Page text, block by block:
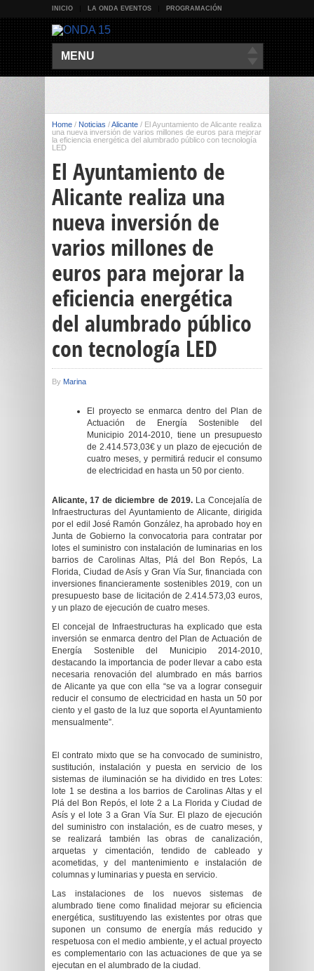
INICIO LA ONDA EVENTOS PROGRAMACIÓN
MENU
Home / Noticias /Alicante / El Ayuntamiento de Alicante realiza
una nueva inversión de varios millones de euros para mejorar
la eficiencia energética del alumbrado público con tecnología
LED
El Ayuntamiento de
Alicante realiza una
nueva inversión de
varios millones de
euros para mejorar la
eficiencia energética
del alumbrado público
con tecnología LED
By Marina
El proyecto se enmarca dentro del Plan de
Actuación de Energía Sostenible del
Municipio 2014-2010, tiene un presupuesto
de 2.414.573,03€ y un plazo de ejecución de
cuatro meses, y permitirá reducir el consumo
de electricidad en hasta un 50 por ciento.
Alicante, 17 de diciembre de 2019.La Concejalía de
Infraestructuras del Ayuntamiento de Alicante, dirigida
por el edil José Ramón González, ha aprobado hoy en
Junta de Gobierno la convocatoria para contratar por
lotes el suministro con instalación de luminarias en los
barrios de Carolinas Altas, Plá del Bon Repós, La
Florida, Ciudad de Asís y Gran Vía Sur, financiada con
inversiones financieramente sostenibles 2019, con un
presupuesto base de licitación de 2.414.573,03 euros,
y un plazo de ejecución de cuatro meses.
El concejal de Infraestructuras ha explicado que esta
inversión se enmarca dentro del Plan de Actuación de
Energía Sostenible del Municipio 2014-2010,
destacando la importancia de poder llevar a cabo esta
necesaria renovación del alumbrado en más barrios
de Alicante ya que con ella “se va a lograr conseguir
reducir el consumo de electricidad en hasta un 50 por
ciento y el gasto de la luz que soporta el Ayuntamiento
mensualmente”.
El contrato mixto que se ha convocado de suministro,
sustitución, instalación y puesta en servicio de los
sistemas de iluminación se ha dividido en tres Lotes:
lote 1 se destina a los barrios de Carolinas Altas y el
Plá del Bon Repós, el lote 2 a La Florida y Ciudad de
Asís y el lote 3 a Gran Vía Sur. El plazo de ejecución
del suministro con instalación, es de cuatro meses, y
se realizará también las obras de canalización,
arquetas y cimentación, tendido de cableado y
acometidas, y del mantenimiento e instalación de
columnas y luminarias y puesta en servicio.
Las instalaciones de los nuevos sistemas de
alumbrado tiene como finalidad mejorar su eficiencia
energética, sustituyendo las existentes por otras que
suponen un consumo de energía más reducido y
respetuosa con el medio ambiente, y el actual proyecto
es complementario con las actuaciones de que ya se
ejecutan en el alumbrado de la ciudad.